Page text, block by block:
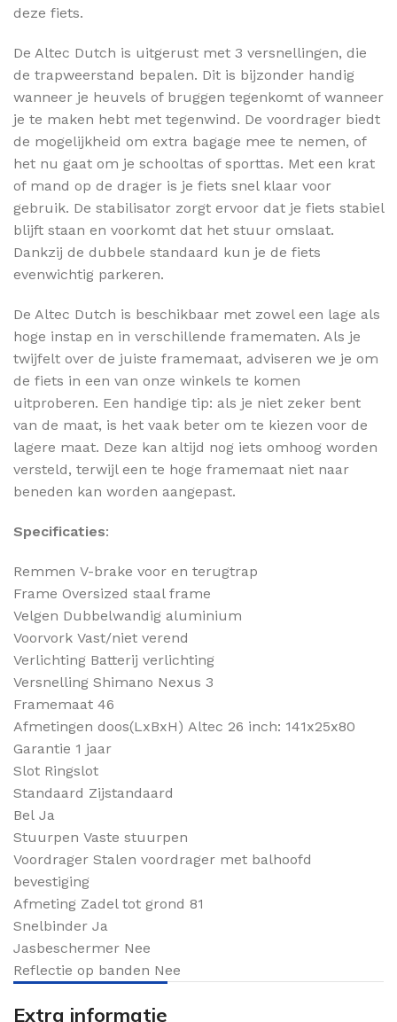
deze fiets.
De Altec Dutch is uitgerust met 3 versnellingen, die
de trapweerstand bepalen. Dit is bijzonder handig
wanneer je heuvels of bruggen tegenkomt of wanneer
je te maken hebt met tegenwind. De voordrager biedt
de mogelijkheid om extra bagage mee te nemen, of
het nu gaat om je schooltas of sporttas. Met een krat
of mand op de drager is je fiets snel klaar voor
gebruik. De stabilisator zorgt ervoor dat je fiets stabiel
blijft staan en voorkomt dat het stuur omslaat.
Dankzij de dubbele standaard kun je de fiets
evenwichtig parkeren.
De Altec Dutch is beschikbaar met zowel een lage als
hoge instap en in verschillende framematen. Als je
twijfelt over de juiste framemaat, adviseren we je om
de fiets in een van onze winkels te komen
uitproberen. Een handige tip: als je niet zeker bent
van de maat, is het vaak beter om te kiezen voor de
lagere maat. Deze kan altijd nog iets omhoog worden
versteld, terwijl een te hoge framemaat niet naar
beneden kan worden aangepast.
Specificaties:
Remmen V-brake voor en terugtrap
Frame Oversized staal frame
Velgen Dubbelwandig aluminium
Voorvork Vast/niet verend
Verlichting Batterij verlichting
Versnelling Shimano Nexus 3
Framemaat 46
Afmetingen doos(LxBxH) Altec 26 inch: 141x25x80
Garantie 1 jaar
Slot Ringslot
Standaard Zijstandaard
Bel Ja
Stuurpen Vaste stuurpen
Voordrager Stalen voordrager met balhoofd
bevestiging
Afmeting Zadel tot grond 81
Snelbinder Ja
Jasbeschermer Nee
Reflectie op banden Nee
Extra informatie